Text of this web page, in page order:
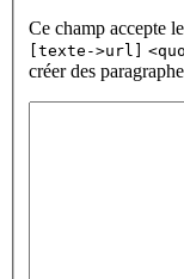
Ce champ accepte
[texte->url]
créer des